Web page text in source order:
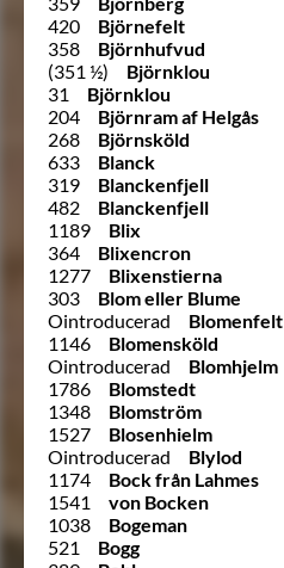
420
Björnefelt
358
Björnhufvud
(351 ½)
Björnklou
31
Björnklou
204
Björnram af Helgås
268
Björnsköld
633
Blanck
319
Blanckenfjell
482
Blanckenfjell
1189
Blix
364
Blixencron
1277
Blixenstierna
303
Blom eller Blume
Ointroducerad
Blomenfelt
1146
Blomensköld
Ointroducerad
Blomhjelm
1786
Blomstedt
1348
Blomström
1527
Blosenhielm
Ointroducerad
Blylod
1174
Bock från Lahmes
1541
von Bocken
1038
Bogeman
521
Bogg